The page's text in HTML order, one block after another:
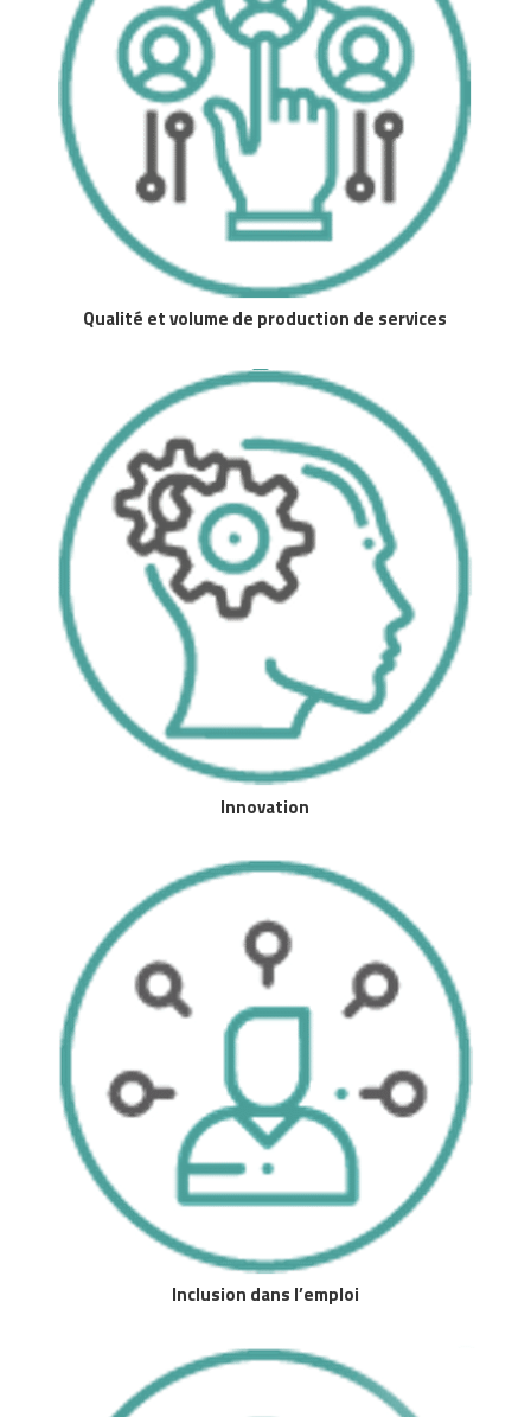
Qualité et volume de production de services
Innovation
Inclusion dans l’emploi